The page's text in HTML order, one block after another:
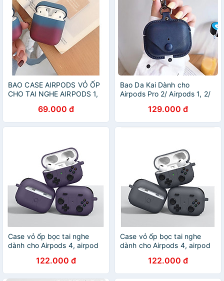
BAO CASE AIRPODS VỎ ỐP
CHO TAI NGHE AIRPODS 1,
69.000 đ
Bao Da Kai Dành cho
Airpods Pro 2/ Airpods 1, 2/
Móc Treo- Hàng Chính Hãng
129.000 đ
Case vỏ ốp bọc tai nghe
dành cho Airpods 4, airpod
loại - HÀNG CHÍNH HÃNG
122.000 đ
Case vỏ ốp bọc tai nghe
dành cho Airpods 4, airpod
loại - HÀNG CHÍNH HÃNG
122.000 đ